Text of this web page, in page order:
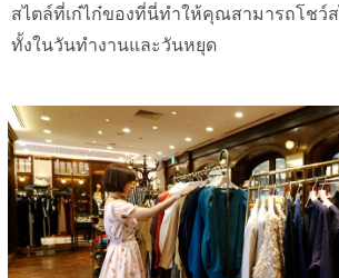
สไตล์ที่เก๋ไก๋ของที่นี่ทำให้คุณสามารถโชว์ส
ทั้งในวันทำงานและวันหยุด